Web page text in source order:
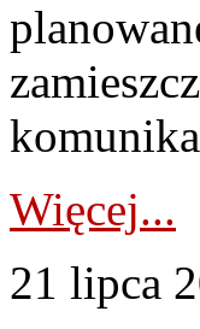
Więcej...
21 lipca